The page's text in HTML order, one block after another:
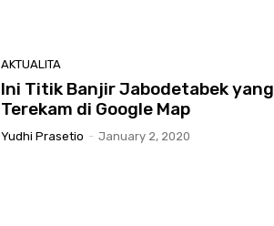
AKTUALITA
Ini Titik Banjir Jabodetabek yang
Terekam di Google Map
Yudhi Prasetio - January 2, 2020